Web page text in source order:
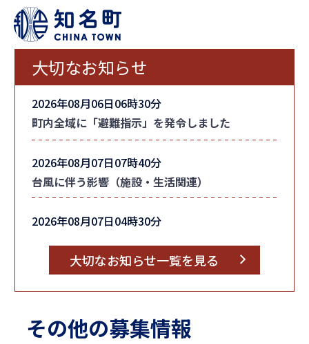
大切なお知らせ
2026年08月06日06時30分
町内全域に「避難指示」を発令しました
2026年08月07日07時40分
台風に伴う影響（施設・生活関連）
2026年08月07日04時30分
大切なお知らせ一覧を見る
その他の募集情報